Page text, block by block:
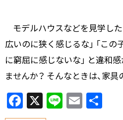
モデルハウスなどを見学した
広いのに狭く感じるな」 「この
に窮屈に感じないな」 と違和
ませんか？ そんなときは、家
F X Li E